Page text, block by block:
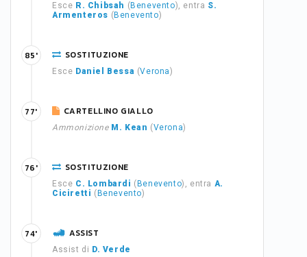
Esce R. Chibsah ( Benevento), entra S.
Armenteros ( Benevento)
SOSTITUZIONE
Esce Daniel Bessa (Verona)
85'
CARTELLINO GIALLO
Ammonizione M. Kean (Verona)
77'
SOSTITUZIONE
Esce C. Lombardi ( Benevento), entra A.
Ciciretti ( Benevento)
76'
ASSIST
Assist di D. Verde
74'